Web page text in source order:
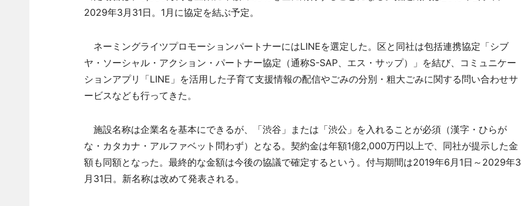
2029年3月31日。1月に協定を結ぶ予定。
ネーミングライツプロモーションパートナーにはLINEを選定した。区と同社は包括連携協定「シブ
ヤ・ソーシャル・アクション・パートナー協定（通称S-SAP、エス・サップ）」を結び、コミュニケー
ションアプリ「LINE」を活用した子育て支援情報の配信やごみの分別・粗大ごみに関する問い合わせサ
ービスなども行ってきた。
施設名称は企業名を基本にできるが、「渋谷」または「渋公」を入れることが必須（漢字・ひらが
な・カタカナ・アルファベット問わず）となる。契約金は年額1億2,000万円以上で、同社が提示した金
額も同額となった。最終的な金額は今後の協議で確定するという。付与期間は2019年6月1日～2029年3
月31日。新名称は改めて発表される。